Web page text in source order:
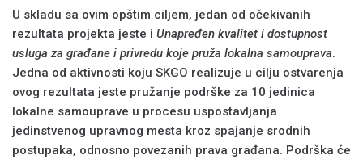
U skladu sa ovim opštim ciljem, jedan od očekivanih
rezultata projekta jeste i Unapređen kvalitet i dostupnost
usluga za građane i privredu koje pruža lokalna samouprava.
Jedna od aktivnosti koju SKGO realizuje u cilju ostvarenja
ovog rezultata jeste pružanje podrške za 10 jedinica
lokalne samouprave u procesu uspostavljanja
jedinstvenog upravnog mesta kroz spajanje srodnih
postupaka, odnosno povezanih prava građana. Podrška će